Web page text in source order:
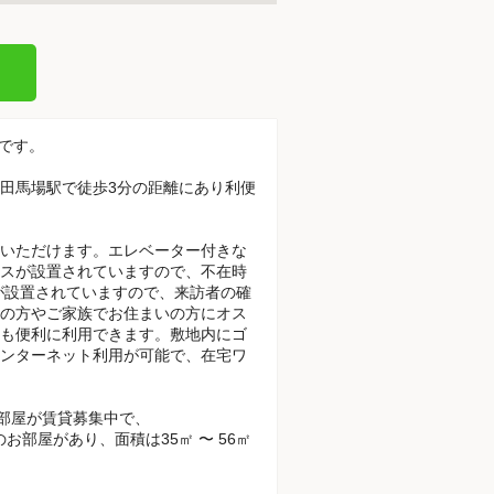
す。
馬場駅で徒歩3分の距離にあり利便
ただけます。エレベーター付きな
が設置されていますので、不在時
置されていますので、来訪者の確
方やご家族でお住まいの方にオス
便利に利用できます。敷地内にゴ
ターネット利用が可能で、在宅ワ
が賃貸募集中で、
部屋があり、面積は35㎡ 〜 56㎡